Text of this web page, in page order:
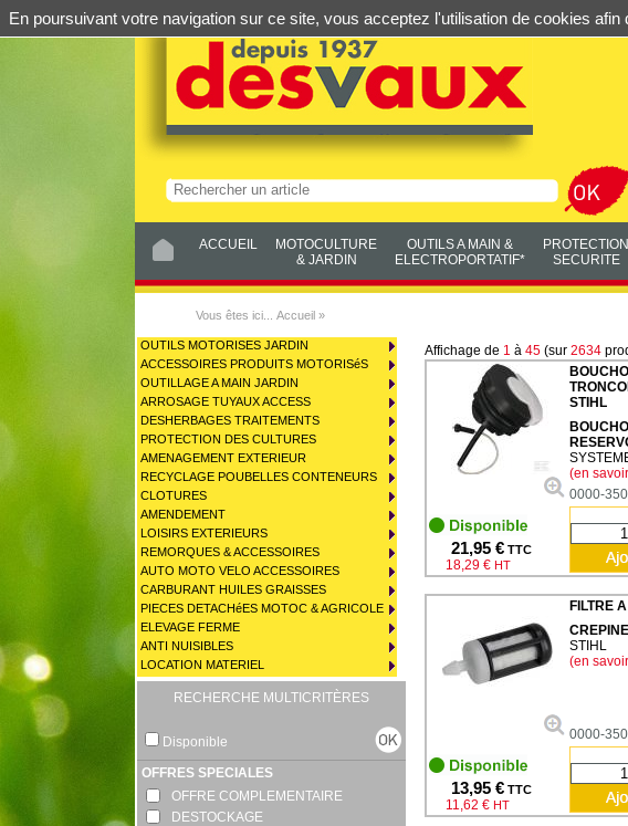
ACCUEIL
MOTOCULTURE
& JARDIN
OUTILS A MAIN &
ELECTROPORTATIF*
PROTECTION
SECURITE
Vous êtes ici... Accueil »
RECHERCHE MULTICRITÈRES
Disponible
OFFRES SPECIALES
OFFRE COMPLEMENTAIRE
DESTOCKAGE
Affichage de 1 à 45 (sur 2634
21,95 € TTC
18,29 € HT
STIHL
(en
0000-
13,95 € TTC
11,62 € HT
FILTRE
STIHL
(en
0000-
En poursuivant votre navigation sur ce site, vous acceptez l'utilisation de cookies
OUTILS MOTORISES JARDIN
ACCESSOIRES PRODUITS MOTORISéS
OUTILLAGE A MAIN JARDIN
ARROSAGE TUYAUX ACCESS
DESHERBAGES TRAITEMENTS
PROTECTION DES CULTURES
AMENAGEMENT EXTERIEUR
RECYCLAGE POUBELLES CONTENEURS
CLOTURES
AMENDEMENT
LOISIRS EXTERIEURS
REMORQUES & ACCESSOIRES
AUTO MOTO VELO ACCESSOIRES
CARBURANT HUILES GRAISSES
PIECES DETACHéES MOTOC & AGRICOLE
ELEVAGE FERME
ANTI NUISIBLES
LOCATION MATERIEL